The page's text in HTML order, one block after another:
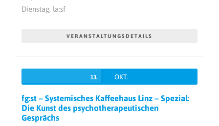
Dienstag, la:sf
VERANSTALTUNGSDETAILS
13. OKT.
fg:st – Systemisches Kaffeehaus Linz – Spezial:
Die Kunst des psychotherapeutischen
Gesprächs